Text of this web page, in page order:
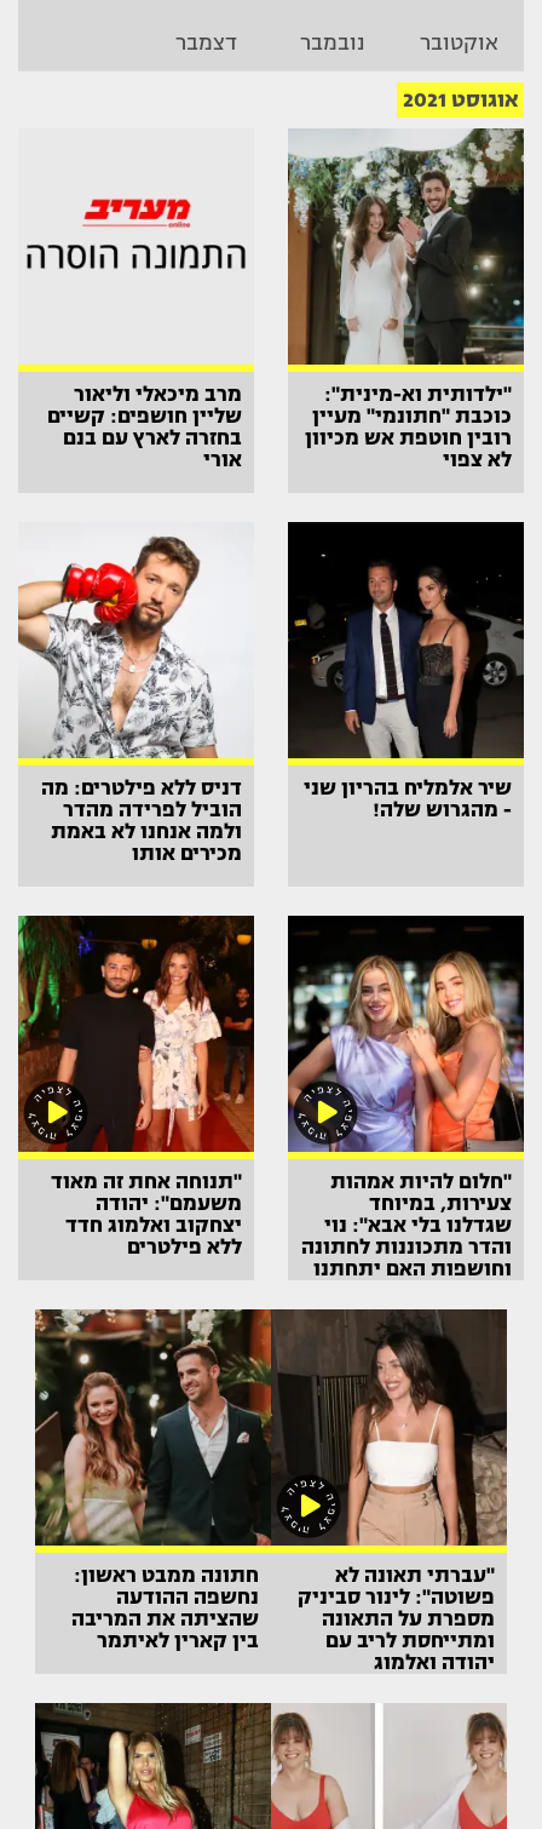
אוקטובר נובמבר דצמבר
אוגוסט 2021
"ילדותית וא-מינית":
כוכבת "חתונמי" מעיין
רובין חוטפת אש מכיוון
לא צפוי
מרב מיכאלי וליאור
שליין חושפים: קשיים
בחזרה לארץ עם בנם
אורי
שיר אלמליח בהריון שני
- מהגרוש שלה!
דניס ללא פילטרים: מה
הוביל לפרידה מהדר
ולמה אנחנו לא באמת
מכירים אותו
"חלום להיות אמהות
צעירות, במיוחד
שגדלנו בלי אבא": נוי
והדר מתכוננות לחתונה
וחושפות האם יתחתנו
"תנוחה אחת זה מאוד
משעמם": יהודה
יצחקוב ואלמוג חדד
ללא פילטרים
"עברתי תאונה לא
פשוטה": לינור סביניק
מספרת על התאונה
ומתייחסת לריב עם
יהודה ואלמוג
חתונה ממבט ראשון:
נחשפה ההודעה
שהציתה את המריבה
בין קארין לאיתמר